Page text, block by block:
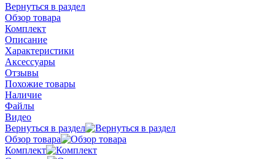
Вернуться в раздел
Обзор товара
Комплект
Описание
Характеристики
Аксессуары
Отзывы
Похожие товары
Наличие
Файлы
Видео
Вернуться в раздел
Обзор товара
Комплект